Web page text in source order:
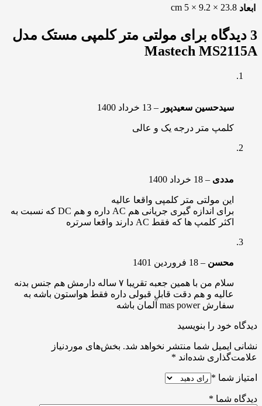
ابعاد 23.8 × 9.2 × 5 cm
3 دیدگاه برای
مولتی متر کلمپی مستک مدل
Mastech MS2115A
سیدحسین سعیدپور – 13 خرداد 1400
کلمپ متر درجه یک و عالی
مددی – 18 خرداد 1400
این مولتی متر کلمپی واقعا عالیه
برای اندازه گیری جریانی هم AC داره و هم DC که نسبت به
اکثر کلمپ ها که فقط AC دارند واقعا سرتره
محسن – 18 فروردین 1401
سلام من با همین جعبه تقریبا ۷ ساله دارمش هم جنس بدنه
عالیه و هم دقت قابل قبولی داره فقط هواستون باشه به
سفارش mas power آلمان باشه
دیدگاه خود را بنویسید
نشانی ایمیل شما منتشر نخواهد شد. بخش‌های موردنیاز
علامت‌گذاری شده‌اند *
امتیاز شما *
دیدگاه شما *